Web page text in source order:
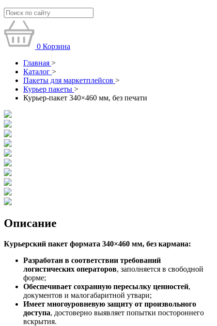
0 Корзина
Главная >
Каталог >
Пакеты для маркетплейсов >
Курьер пакеты >
Курьер-пакет 340×460 мм, без печати
Описание
Курьерский пакет формата 340×460 мм, без кармана:
Разработан в соответствии требований
логистических операторов, заполняется в свободной
форме;
Обеспечивает сохранную пересылку ценностей,
документов и малогабаритной утвари;
Имеет многоуровневую защиту от произвольного
доступа, достоверно выявляет попытки постороннего
вскрытия.